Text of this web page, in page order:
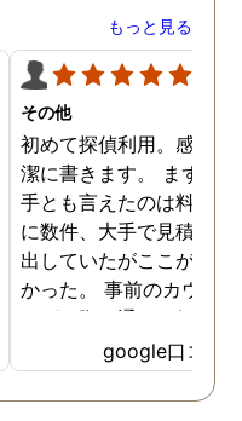
もっと見る
その他
初めて探偵利用。感想を
潔に書きます。 まず、
手とも言えたのは料金。
に数件、大手で見積もり
出していたがここが一番
かった。 事前のカウン
ングの際の通りの価格で
途中での追加料金なども
く安心してお任せできた
由のひとつ。 かと言っ
google口コミ